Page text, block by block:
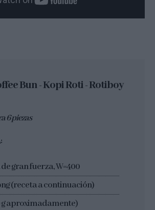
Bun - Kopi Roti - Rotiboy
6 piezas
gran fuerza, W=400
(receta a continuación)
g aproximadamente)